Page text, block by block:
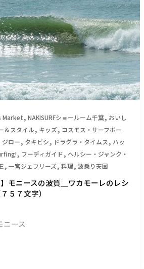
Market, NAKISURFショールーム千葉, おいし
＆スタイル, キッズ, コスモス・サーフボー
ジロー, タキビシ, ドラグラ・タイムス, ハッ
, フーディガイド, ヘルシー・ジャンク・
, 一宮ジェフリーズ, 料理, 波乗り天国
】モニースの波質＿ワカモーレのレシ
５７文字）
ニース